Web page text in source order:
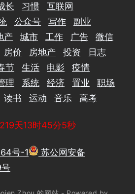
长 习惯
互联网
公众号 写作
副业
产 城市 工作 广告
微信
房价 房地产 投资
日志
节 生活 电影
疫情
理 系统 经济 置业
职场
读书 运动 音乐 高考
天13时45分5秒
号-1
苏公网安备